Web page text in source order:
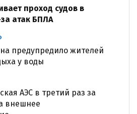
проход судов в
атак БПЛА
предупредило жителей
у воды
АЭС в третий раз за
внешнее